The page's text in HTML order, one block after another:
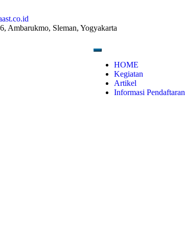
Ambarukmo, Sleman, Yogyakarta
HOME
Kegiatan
Artikel
Informasi Pendaftaran